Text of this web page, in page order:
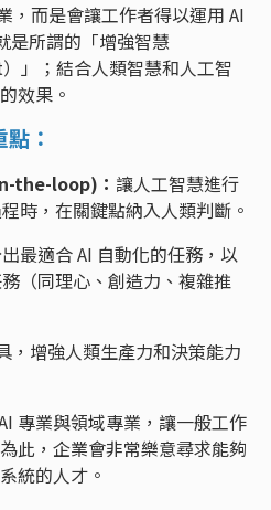
，而是會讓工作者得以運用 AI
是所謂的「增強智慧
」；結合人類智慧和人工智
效果。
：
the-loop)： 讓人工智慧進行
時，在關鍵點納入人類判斷。
最適合 AI 自動化的任務，以
（同理心、創造力、複雜推
，增強人類生產力和決策能力
專業與領域專業，讓一般工作
此，企業會非常樂意尋求能夠
統的人才。